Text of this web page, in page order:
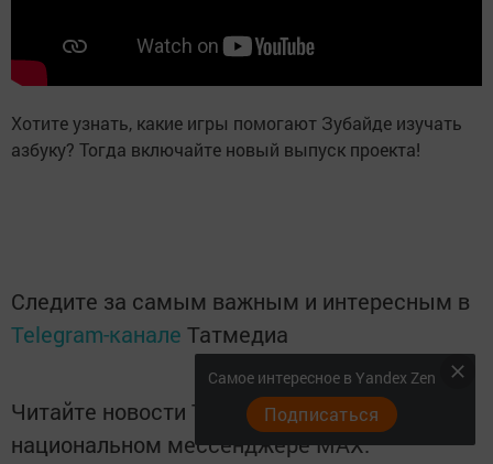
Хотите узнать, какие игры помогают Зубайде изучать
азбуку? Тогда включайте новый выпуск проекта!
Следите за самым важным и интересным в
Telegram-канале Татмедиа
Читайте новости Татарстана в
национальном мессенджере MАХ:
Самое интересное в Yandex Zen
Подписаться